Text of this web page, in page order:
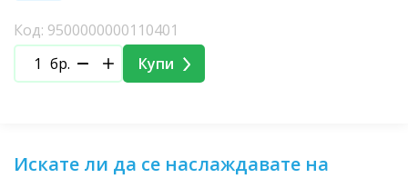
Код: 9500000000110401
бр.
Купи
Искате ли да се наслаждавате на